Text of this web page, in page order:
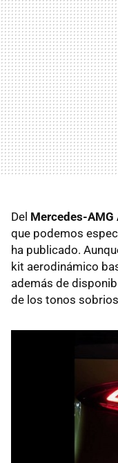
Del Mercedes-AMG
que podemos
ha publicado.
kit aerodinámico
además de
de los tonos